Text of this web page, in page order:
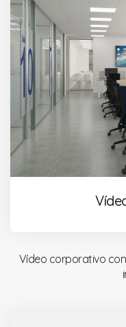
Vídeo corporativo